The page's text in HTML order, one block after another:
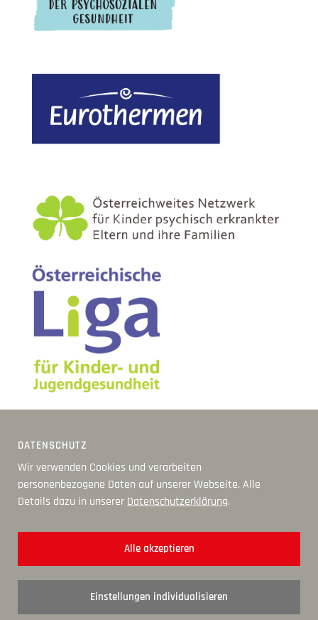
DATENSCHUTZ
Wir verwenden Cookies und verarbeiten
personenbezogene Daten auf unserer Webseite. Alle
Details dazu in unserer Datenschutzerklärung.
Alle akzeptieren
Einstellungen individualisieren